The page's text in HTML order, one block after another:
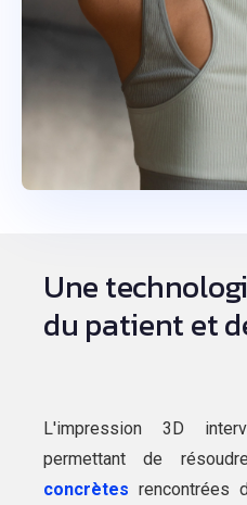
Une
du patient et
L'impression 3D
permettant de
concrètes rencontrées